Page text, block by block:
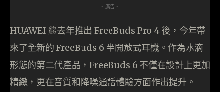
- 廣告 -
HUAWEI 繼去年推出 FreeBuds Pro 4 後，今年帶
來了全新的 FreeBuds 6 半開放式耳機。作為水滴
形態的第二代產品，FreeBuds 6 不僅在設計上更加
精緻，更在音質和降噪通話體驗方面作出提升。